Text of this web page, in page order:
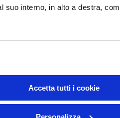
suo interno, in alto a destra,
Accetta tutti i cookie